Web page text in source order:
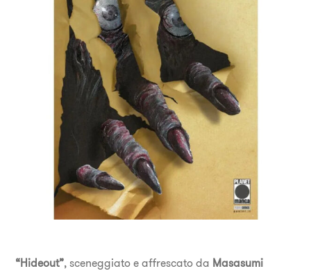
“Hideout”, sceneggiato e affrescato da Masasumi